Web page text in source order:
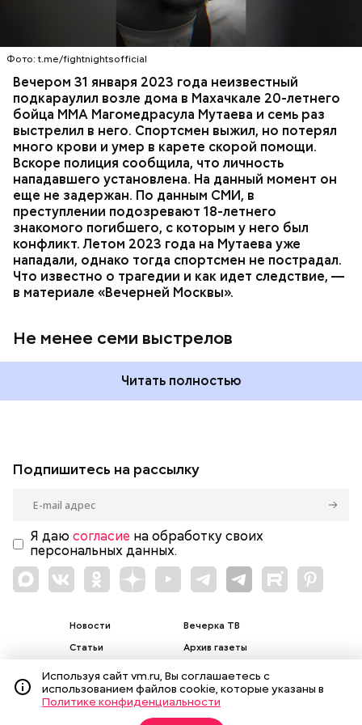
Фото: t.me/fightnightsofficial
Вечером 31 января 2023 года неизвестный
подкараулил возле дома в Махачкале 20-летнего
бойца ММА Магомедрасула Мутаева и семь раз
выстрелил в него. Спортсмен выжил, но потерял
много крови и умер в карете скорой помощи.
Вскоре полиция сообщила, что личность
нападавшего установлена. На данный момент он
еще не задержан. По данным СМИ, в
преступлении подозревают 18-летнего
знакомого погибшего, с которым у него был
конфликт. Летом 2023 года на Мутаева уже
нападали, однако тогда спортсмен не пострадал.
Что известно о трагедии и как идет следствие, —
в материале «Вечерней Москвы».
Не менее семи выстрелов
Вечером 31 января Мутаев возвращался домой с
тренировки. Во дворе жилого дома на улице
Гапцахской в Махачкале на бойца напал
неизвестный. Он выскочил из подъезда, выстрелил
Очевидцы трагедии вызвали полицию и скорую
помощь, однако врачи оказались бессильны —
пострадавший умер по пути в больницу.
Читать полностью
СПОРТ СЛЕДСТВЕННЫЙ КОМИТЕТ
ММА
РЕСПУБЛИКА ДАГЕСТАН
СМЕРТЬ
Подпишитесь на рассылку
Я даю согласие на обработку своих
персональных данных.
Новости
Статьи
Фотогалереи
Вечерка ТВ
Архив газеты
Пресса в образовании
Используя сайт vm.ru, Вы соглашаетесь с
использованием файлов cookie, которые указаны в
Политике конфиденциальности